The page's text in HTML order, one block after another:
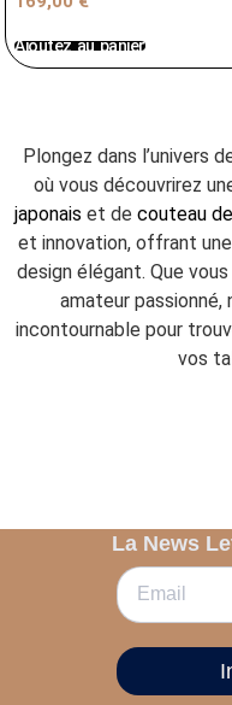
Ajoutez au panier
Plongez dans l’univers
où vous découvrirez
japonais et de couteau
et innovation, offrant
design élégant. Que
amateur passionné,
incontournable pour
vos
La News